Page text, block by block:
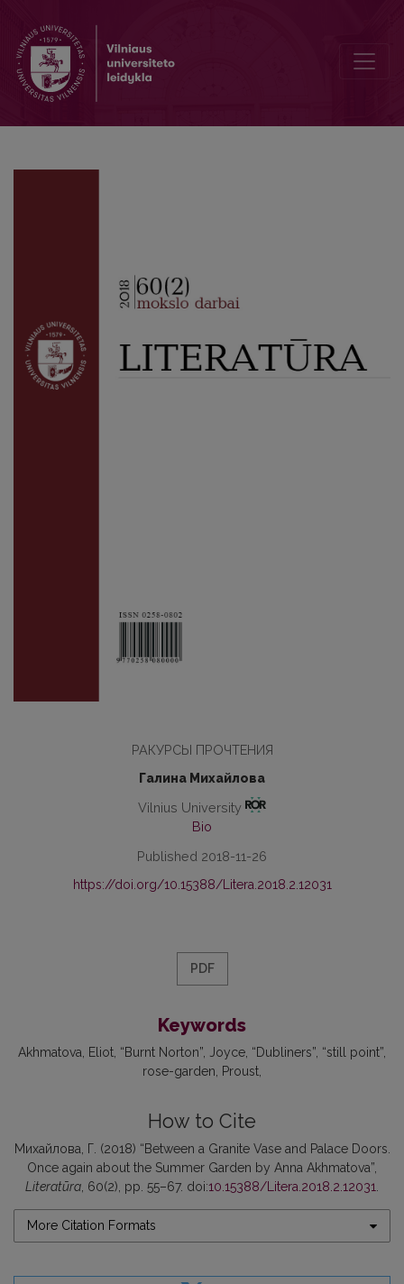
РАКУРСЫ ПРОЧТЕНИЯ
Галина Михайлова
Vilnius University
Bio
Published 2018-11-26
https://doi.org/10.15388/Litera.2018.2.12031
PDF
Keywords
Akhmatova, Eliot, “Burnt Norton”, Joyce, “Dubliners”, “still point”,
rose-garden, Proust
How to Cite
Михайлова, Г. (2018) “Between a Granite Vase and Palace Doors.
Once again about the Summer Garden by Anna Akhmatova”,
Literatūra , 60(2), pp. 55–67. doi:10.15388/Litera.2018.2.12031
More Citation Formats